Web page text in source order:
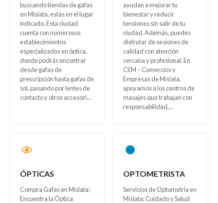
buscando tiendas de gafas
en Mislata, estás en el lugar
indicado. Esta ciudad
cuenta con numerosos
establecimientos
especializados en óptica,
donde podrás encontrar
desde gafas de
prescripción hasta gafas de
sol, pasando por lentes de
contacto y otros accesori…
ayudan a mejorar tu
bienestar y reducir
tensiones sin salir de tu
ciudad. Además, puedes
disfrutar de sesiones de
calidad con atención
cercana y profesional. En
CEM – Comercios y
Empresas de Mislata,
apoyamos a los centros de
masajes que trabajan con
responsabilidad,…
ÓPTICAS
Compra Gafas en Mislata:
Encuentra la Óptica
OPTOMETRISTA
Servicios de Optometría en
Mislata: Cuidado y Salud